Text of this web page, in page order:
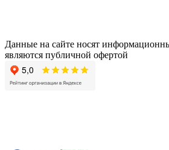
Данные на сайте носят
являются публичной офертой